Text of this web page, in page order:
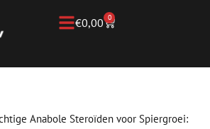
€0,00 0
Anabole Steroïden voor Spiergroei: